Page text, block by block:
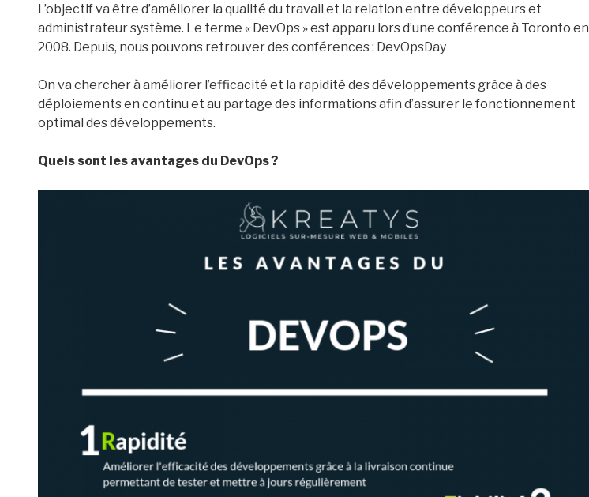
L’objectif va être d’améliorer la qualité du travail et la relation entre développeurs et
administrateur système. Le terme « DevOps » est apparu lors d’une conférence à Toronto en
2008. Depuis, nous pouvons retrouver des conférences : DevOpsDay
On va chercher à améliorer l’efficacité et la rapidité des développements grâce à des
déploiements en continu et au partage des informations afin d’assurer le fonctionnement
optimal des développements.
Quels sont les avantages du DevOps ?